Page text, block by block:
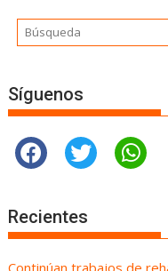
Síguenos
Recientes